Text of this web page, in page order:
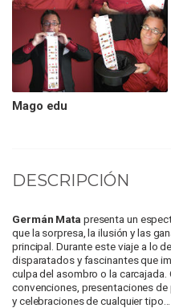
Mago edu
DESCRIPCIÓN
Germán Mata presenta un
que la sorpresa, la ilusión y las
principal. Durante este viaje a lo
disparatados y fascinantes que
culpa del asombro o la carcajada.
convenciones, presentaciones
y celebraciones de cualquier